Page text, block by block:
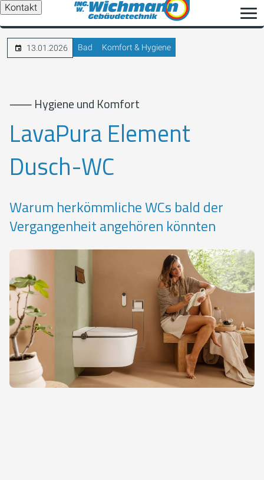
Kontakt
13.01.2026 Bad Komfort & Hygiene
⸺ Hygiene und Komfort
LavaPura Element
Dusch-WC
Warum herkömmliche WCs bald der
Vergangenheit angehören könnten